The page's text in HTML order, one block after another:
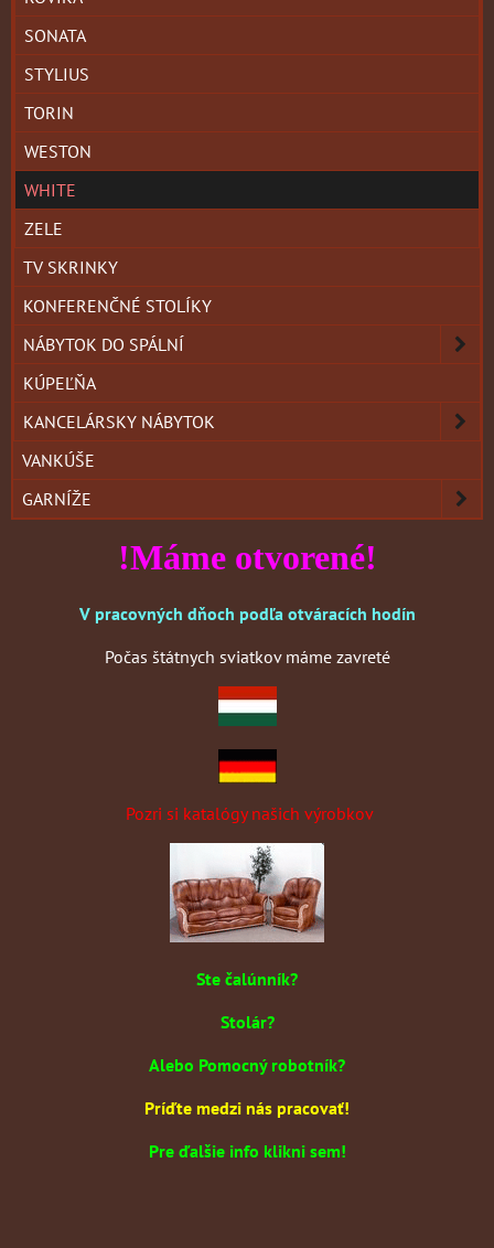
SONATA
STYLIUS
TORIN
WESTON
WHITE
ZELE
TV SKRINKY
KONFERENČNÉ STOLÍKY
NÁBYTOK DO SPÁLNÍ
KÚPEĽŇA
KANCELÁRSKY NÁBYTOK
VANKÚŠE
GARNÍŽE
!Máme otvorené!
V pracovných dňoch podľa otváracích hodín
Počas štátnych sviatkov máme zavreté
Pozri si katalógy našich výrobkov
Ste čalúnník?
Stolár?
Alebo Pomocný robotník?
Príďte medzi nás pracovať!
Pre ďalšie info klikni sem!